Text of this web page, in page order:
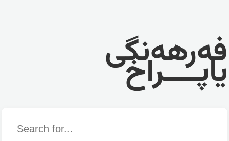
فەرهەنگی
یاپــــراخ
Word